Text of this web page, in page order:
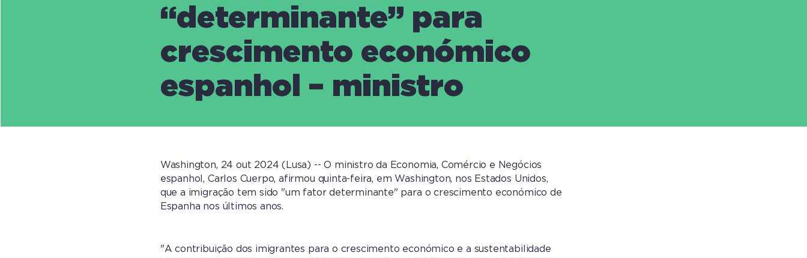
“determinante” para
crescimento económico
espanhol – ministro
Washington, 24 out 2024 (Lusa) -- O ministro da Economia, Comércio e Negócios
espanhol, Carlos Cuerpo, afirmou quinta-feira, em Washington, nos Estados Unidos,
que a imigração tem sido "um fator determinante" para o crescimento económico de
Espanha nos últimos anos.
"A contribuição dos imigrantes para o crescimento económico e a sustentabilidade